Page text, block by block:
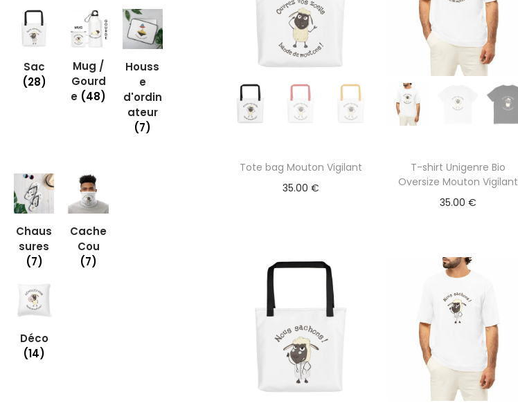
Sac
(28)
Mug /
Gourd
e (48)
Houss
e
d'ordin
ateur
(7)
Chaus
sures
(7)
Cache
Cou
(7)
Déco
(14)
Tote bag Mouton Vigilant
35.00 €
T-shirt Unigenre Bio
Oversize Mouton Vigilant
35.00 €